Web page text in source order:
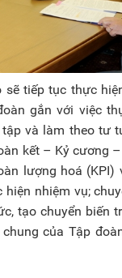
tiếp tục thực
gắn với việc
và làm theo tư
kết – Kỷ cương
lượng hoá (KPI)
nhiệm vụ;
tạo chuyển biến
của Tập